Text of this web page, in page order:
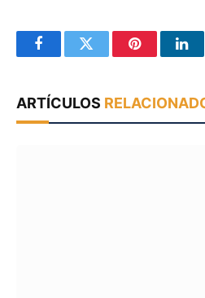
FacebookTwitter Pinterest
ARTÍCULOS